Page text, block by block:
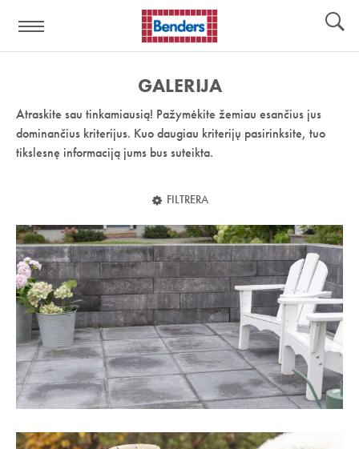
nuoroda:
GALERIJA
Atraskite sau tinkamiausią! Pažymėkite žemiau esančius jus
dominančius kriterijus. Kuo daugiau kriterijų pasirinksite, tuo
tikslesnę informaciją jums bus suteikta.
FILTRERA